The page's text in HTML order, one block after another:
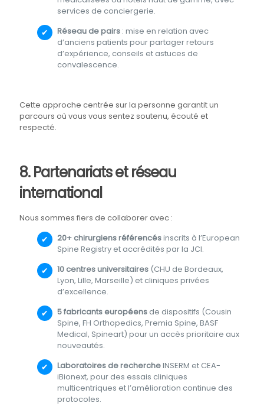
services de conciergerie.
Réseau de pairs: mise en relation avec
d’anciens patients pour partager retours
d’expérience, conseils et astuces de
convalescence.
Cette approche centrée sur la personne garantit un
parcours où vous vous sentez soutenu, écouté et
respecté.
8. Partenariats et réseau
international
Nous sommes fiers de collaborer avec :
20+ chirurgiens référencésinscrits à l’European
Spine Registry et accrédités par la JCI.
10 centres universitaires(CHU de Bordeaux,
Lyon, Lille, Marseille) et cliniques privées
d’excellence.
5 fabricants européensde dispositifs (Cousin
Spine, FH Orthopedics, Premia Spine, BASF
Medical, Spineart) pour un accès prioritaire aux
nouveautés.
Laboratoires de rechercheINSERM et CEA-
iBionext, pour des essais cliniques
multicentriques et l’amélioration continue des
protocoles.